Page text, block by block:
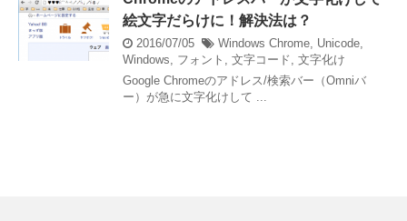
絵文字だらけに！解決法は？
2016/07/05 Windows Chrome Unicode
Windows
フォント 文字コード 文字化け
Google Chromeのアドレス/検索バー（Omniバ
ー）が急に文字化けして ...